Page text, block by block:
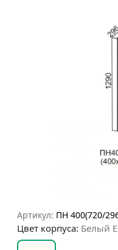
Артикул: ПН 400(720/
Цвет корпуса: Белый